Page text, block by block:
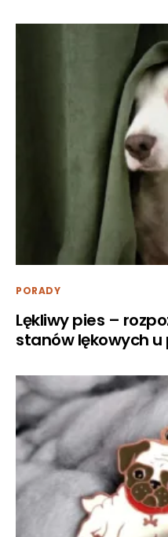
PORADY
Lękliwy pies –
stanów lękowych u